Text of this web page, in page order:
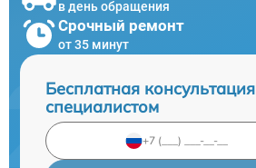
в день обращения
Срочный ремонт
от 35 минут
Бесплатная
специалистом